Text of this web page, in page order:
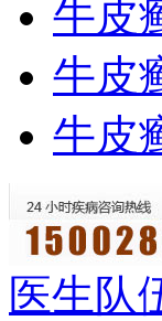
牛皮
牛皮
牛皮
医生队